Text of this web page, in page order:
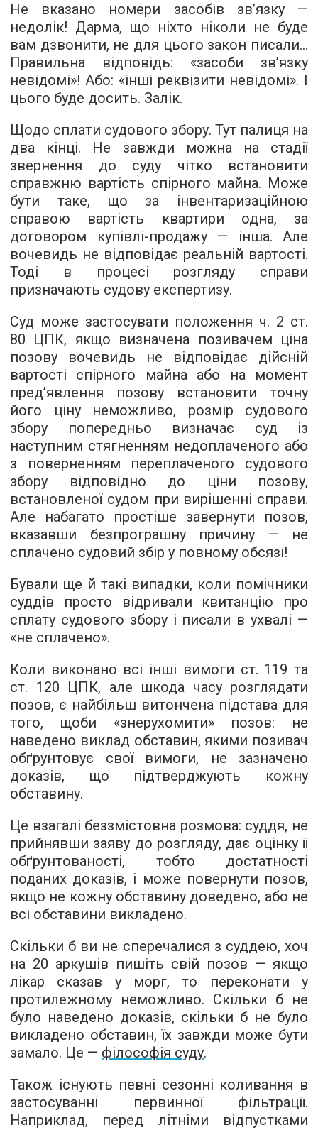
Не вказано номери засобів зв’язку —
недолік! Дарма, що ніхто ніколи не буде
вам дзвонити, не для цього закон писали...
Правильна відповідь: «засоби зв’язку
невідомі»! Або: «інші реквізити невідомі». І
цього буде досить. Залік.
Щодо сплати судового збору. Тут палиця на
два кінці. Не завжди можна на стадії
звернення до суду чітко встановити
справжню вартість спірного майна. Може
бути таке, що за інвентаризаційною
справою вартість квартири одна, за
договором купівлі-продажу — інша. Але
вочевидь не відповідає реальній вартості.
Тоді в процесі розгляду справи
призначають судову експертизу.
Суд може застосувати положення ч. 2 ст.
80 ЦПК, якщо визначена позивачем ціна
позову вочевидь не відповідає дійсній
вартості спірного майна або на момент
пред’явлення позову встановити точну
його ціну неможливо, розмір судового
збору попередньо визначає суд із
наступним стягненням недоплаченого або
з поверненням переплаченого судового
збору відповідно до ціни позову,
встановленої судом при вирішенні справи.
Але набагато простіше завернути позов,
вказавши безпрограшну причину — не
сплачено судовий збір у повному обсязі!
Бували ще й такі випадки, коли помічники
суддів просто відривали квитанцію про
сплату судового збору і писали в ухвалі —
«не сплачено».
Коли виконано всі інші вимоги ст. 119 та
ст. 120 ЦПК, але шкода часу розглядати
позов, є найбільш витончена підстава для
того, щоби «знерухомити» позов: не
наведено виклад обставин, якими позивач
обґрунтовує свої вимоги, не зазначено
доказів, що підтверджують кожну
обставину.
Це взагалі беззмістовна розмова: суддя, не
прийнявши заяву до розгляду, дає оцінку її
обґрунтованості, тобто достатності
поданих доказів, і може повернути позов,
якщо не кожну обставину доведено, або не
всі обставини викладено.
Скільки б ви не сперечалися з суддею, хоч
на 20 аркушів пишіть свій позов — якщо
лікар сказав у морг, то переконати у
протилежному неможливо. Скільки б не
було наведено доказів, скільки б не було
викладено обставин, їх завжди може бути
замало. Це — філософія суду.
Також існують певні сезонні коливання в
застосуванні первинної фільтрації.
Наприклад, перед літніми відпустками